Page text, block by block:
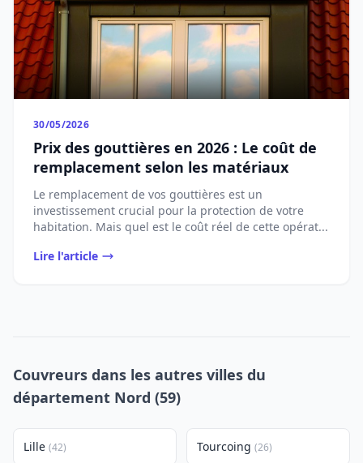
30/05/2026
Prix des gouttières en 2026 : Le coût de
remplacement selon les matériaux
Le remplacement de vos gouttières est un
investissement crucial pour la protection de votre
habitation. Mais quel est le coût réel de cette opérat...
Lire l'article
Couvreurs dans les autres villes du
département Nord (59)
Lille (42) Tourcoing (26)